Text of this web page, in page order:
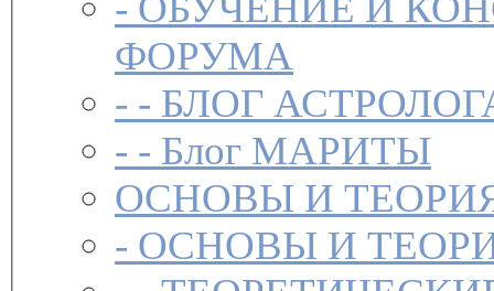
ФОРУМА
- - БЛОГ
- - Блог МАРИТЫ
ОСНОВЫ И
- ОСНОВЫ И